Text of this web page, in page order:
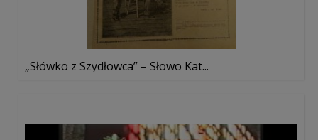
„Słówko z Szydłowca” – Słowo Kat...